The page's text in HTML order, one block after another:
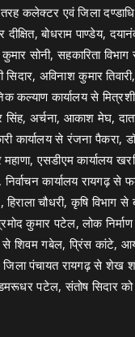
कलेक्टर एवं जिला
बोधराम पाण्डेय,
कुमार सोनी, सहकारिता
अविनाश कुमार तिवारी,
कल्याण कार्यालय से
अर्चना, आकाश मेघ,
कार्यालय से रंजना पैकरा,
महाणा, एसडीएम कार्यालय
कार्यालय रायगढ़ से
चौधरी, कृषि विभाग से
कुमार पटेल, लोक
शिवम गबेल, प्रिंस कांटे,
पंचायत रायगढ़ से शेख
पटेल, संतोष सिदार को